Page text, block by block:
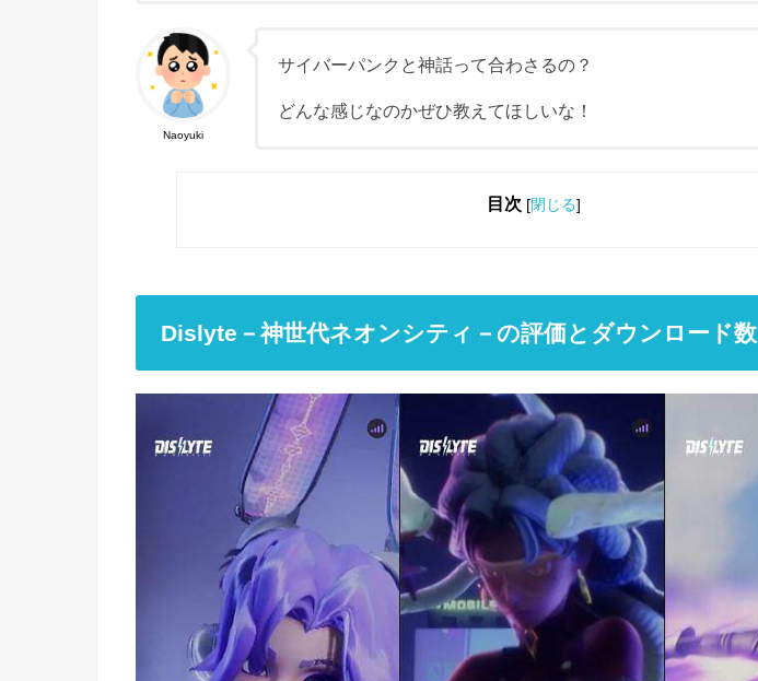
Naoyuki
サイバーパンクと神話って合わさるの？
どんな感じなのかぜひ教えてほしいな！
目次 [閉じる]
Dislyte－神世代ネオンシティ－の評価とダウンロード数